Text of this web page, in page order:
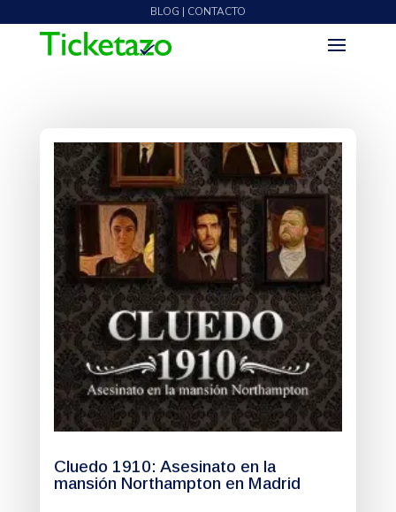
BLOG | CONTACTO
Cluedo 1910: Asesinato en la
mansión Northampton en Madrid